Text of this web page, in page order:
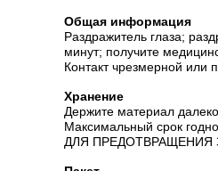
Общая информация
Раздражитель глаза;
минут; получите
Контакт чрезмерной или
Хранение
Держите материал
Максимальный срок
ДЛЯ ПРЕДОТВРАЩЕНИЯ